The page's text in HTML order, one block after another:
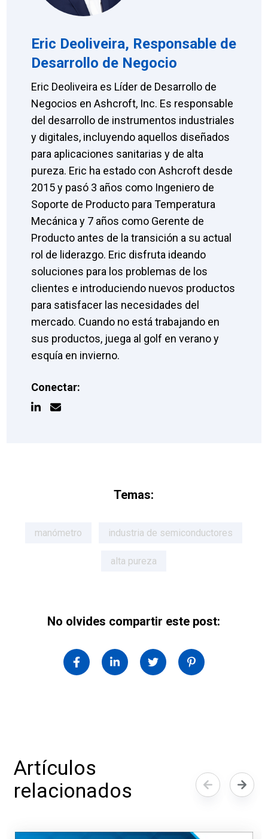
Eric Deoliveira, Responsable de
Desarrollo de Negocio
Eric Deoliveira es Líder de Desarrollo de
Negocios en Ashcroft, Inc. Es responsable
del desarrollo de instrumentos industriales
y digitales, incluyendo aquellos diseñados
para aplicaciones sanitarias y de alta
pureza. Eric ha estado con Ashcroft desde
2015 y pasó 3 años como Ingeniero de
Soporte de Producto para Temperatura
Mecánica y 7 años como Gerente de
Producto antes de la transición a su actual
rol de liderazgo. Eric disfruta ideando
soluciones para los problemas de los
clientes e introduciendo nuevos productos
para satisfacer las necesidades del
mercado. Cuando no está trabajando en
sus productos, juega al golf en verano y
esquía en invierno.
Conectar:
Temas:
manómetro industria de semiconductores
alta pureza
No olvides compartir este post:
Artículos
relacionados